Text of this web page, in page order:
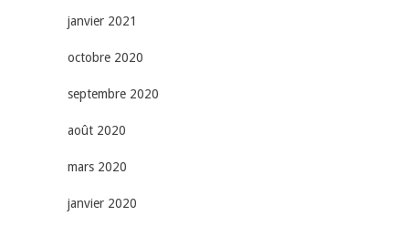
janvier 2021
octobre 2020
septembre 2020
août 2020
mars 2020
janvier 2020